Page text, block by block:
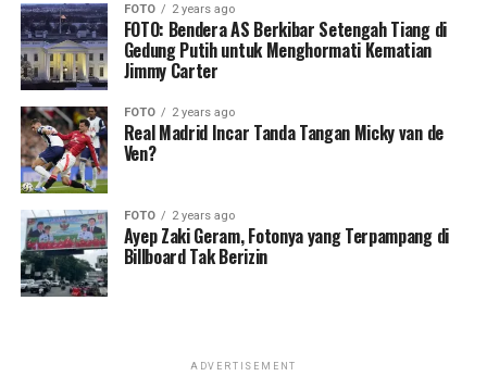
FOTO 2 years ago
FOTO: Bendera AS Berkibar Setengah Tiang di
Gedung Putih untuk Menghormati Kematian
Jimmy Carter
FOTO 2 years ago
Real Madrid Incar Tanda Tangan Micky van de
Ven?
FOTO 2 years ago
Ayep Zaki Geram, Fotonya yang Terpampang di
Billboard Tak Berizin
ADVERTISEMENT